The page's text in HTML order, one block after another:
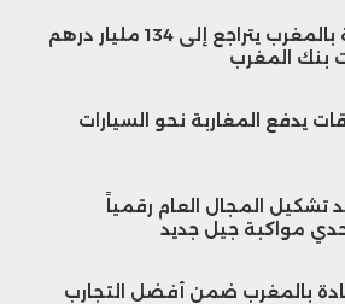
مثل الريبل، مما
باستمرار موجة التقلبات
الجيوسياسية في الواجهة.
عجز السيولة البنكية بالمغرب يتراجع إلى 134 مليار درهم
بنك المغرب
يدفع المغاربة نحو السيارات
تشكيل المجال العام رقمياً
مواكبة جيل جديد
بالمغرب ضمن أفضل التجارب